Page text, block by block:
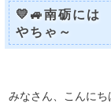
💛🚙南砺に
やちゃ～
みなさん、こんにち